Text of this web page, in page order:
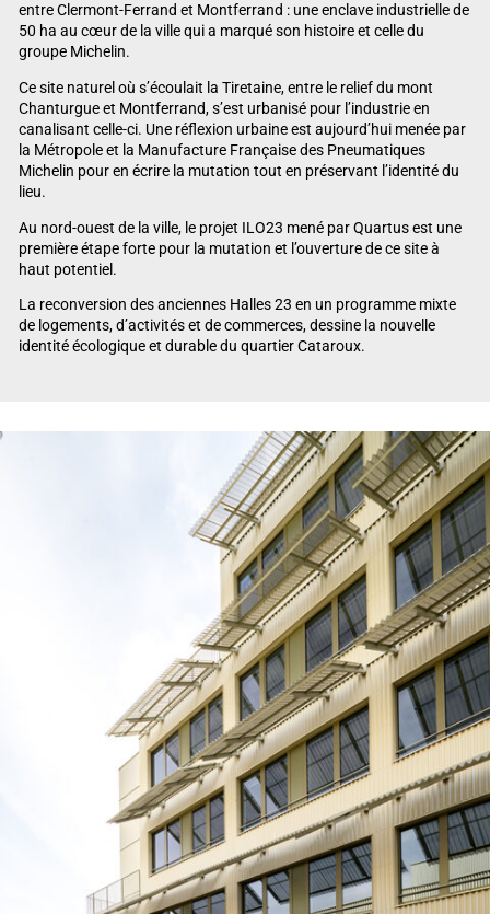
entre Clermont-Ferrand et Montferrand : une enclave industrielle de
50 ha au cœur de la ville qui a marqué son histoire et celle du
groupe Michelin.
Ce site naturel où s’écoulait la Tiretaine, entre le relief du mont
Chanturgue et Montferrand, s’est urbanisé pour l’industrie en
canalisant celle-ci. Une réflexion urbaine est aujourd’hui menée par
la Métropole et la Manufacture Française des Pneumatiques
Michelin pour en écrire la mutation tout en préservant l’identité du
lieu.
Au nord-ouest de la ville, le projet ILO23 mené par Quartus est une
première étape forte pour la mutation et l’ouverture de ce site à
haut potentiel.
La reconversion des anciennes Halles 23 en un programme mixte
de logements, d’activités et de commerces, dessine la nouvelle
identité écologique et durable du quartier Cataroux.